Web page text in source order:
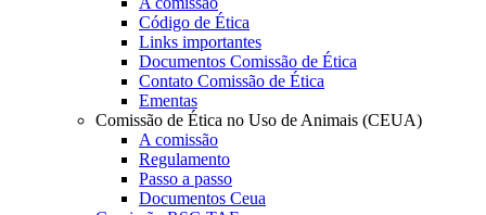
Código de Ética
Links importantes
Documentos Comissão de Ética
Contato Comissão de Ética
Ementas
Comissão de Ética no Uso de Animais (CEUA)
A comissão
Regulamento
Passo a passo
Documentos Ceua